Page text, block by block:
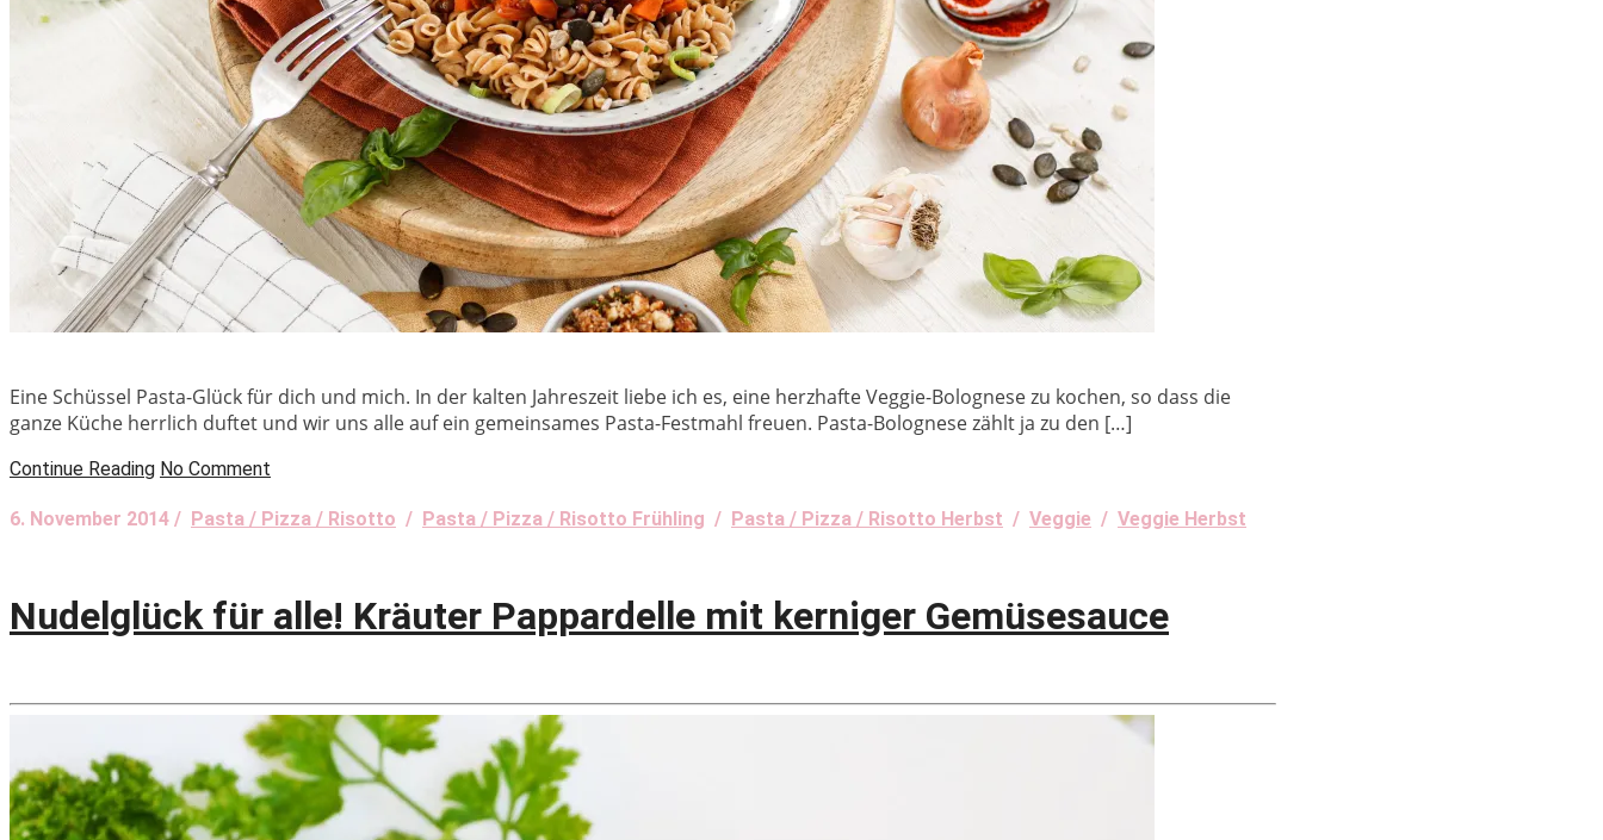
Eine Schüssel Pasta-Glück für dich und mich. In der kalten Jahreszeit liebe ich es, eine herzhafte Veggie-Bolognese zu kochen, so dass die
ganze Küche herrlich duftet und wir uns alle auf ein gemeinsames Pasta-Festmahl freuen. Pasta-Bolognese zählt ja zu den […]
Continue Reading No Comment
6. November 2014 / Pasta / Pizza / Risotto / Pasta / Pizza / Risotto Frühling / Pasta / Pizza / Risotto Herbst / Veggie / Veggie Herbst
Nudelglück für alle! Kräuter Pappardelle mit kerniger Gemüsesauce